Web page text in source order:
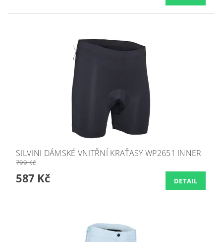
SILVINI DÁMSKÉ VNITŘNÍ KRAŤASY WP2651 INNER
799 Kč
587 Kč DETAIL